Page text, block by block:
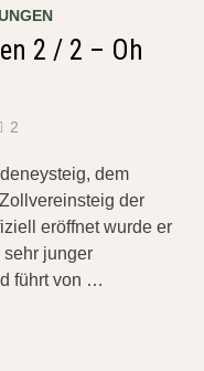
2 / 2 – Oh
2
dem
der
eröffnet wurde er
junger
führt von …